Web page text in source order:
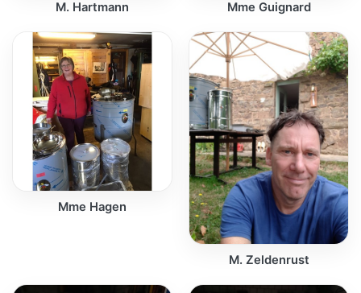
M. Hartmann Mme Guignard
Mme Hagen
M. Zeldenrust